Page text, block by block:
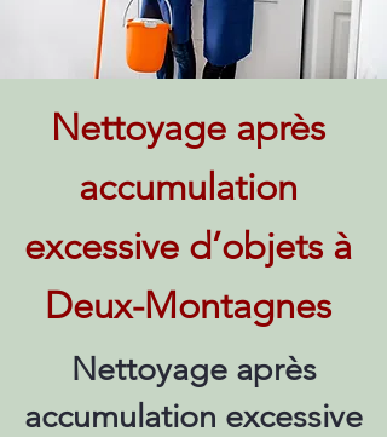
Nettoyage après
accumulation
excessive d’objets à
Deux-Montagnes
Nettoyage après
accumulation excessive